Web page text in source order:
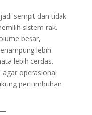
sempit dan tidak
sistem rak.
besar,
lebih
lebih cerdas.
operasional
pertumbuhan